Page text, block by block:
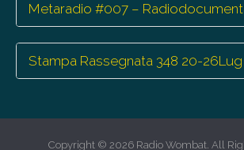
Metaradio #007 –
Stampa Rassegnata 348 20-26Lug
Copyright © 2026 Radio Wombat. All